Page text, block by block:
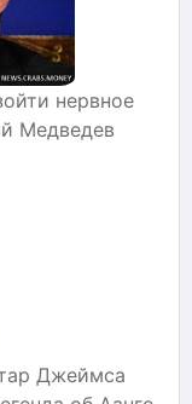
нервное
Медведев
Джеймса